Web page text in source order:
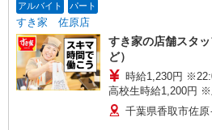
アルバイト パート
すき家 佐原店
すき家の店舗スタ
ど）
時給1,230円
高校生時給1,200円
早朝手当（5:00〜
千葉県香取市佐原